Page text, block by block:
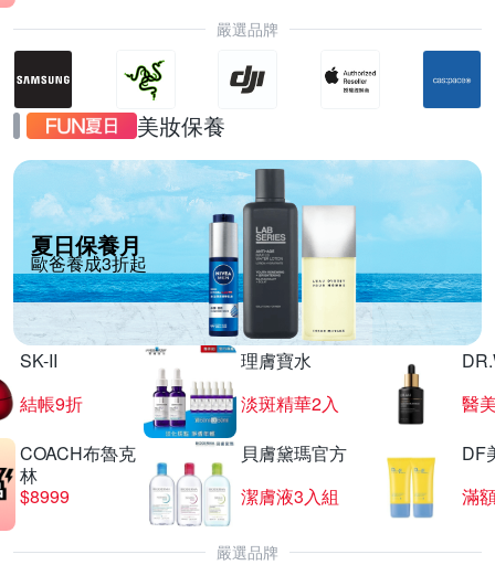
嚴選品牌
美妝保養
夏日保養月
歐爸養成3折起
SK-II
結帳9折
理膚寶水
淡斑精華2入
醫
COACH布魯克
林
$8999
貝膚黛瑪官方
潔膚液3入組
DF
滿
嚴選品牌